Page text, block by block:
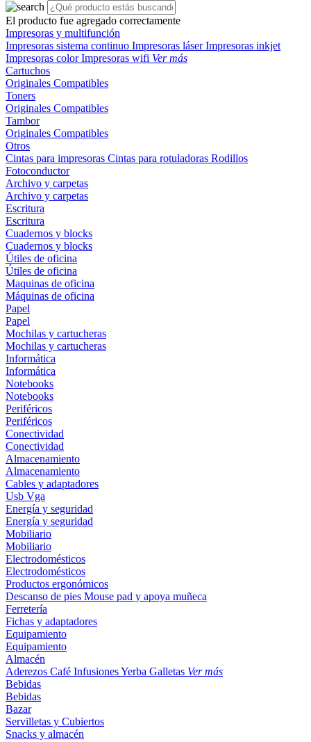
El producto fue agregado correctamente
Impresoras y multifunción
Impresoras sistema continuo Impresoras láserImpresoras inkjet
Impresoras colorImpresoras wifi Ver más
Cartuchos
Originales Compatibles
Toners
Originales Compatibles
Tambor
Originales Compatibles
Otros
Cintas para impresoras Cintas para rotuladoras Rodillos
Fotoconductor
Archivo y carpetas
Archivo y carpetas
Escritura
Escritura
Cuadernos y blocks
Cuadernos y blocks
Útiles de oficina
Útiles de oficina
Maquinas de oficina
Máquinas de oficina
Papel
Papel
Mochilas y cartucheras
Mochilas y cartucheras
Informática
Informática
Notebooks
Notebooks
Periféricos
Periféricos
Conectividad
Conectividad
Almacenamiento
Almacenamiento
Cables y adaptadores
Usb Vga
Energía y seguridad
Energía y seguridad
Mobiliario
Mobiliario
Electrodomésticos
Electrodomésticos
Productos ergonómicos
Descanso de pies Mouse pad y apoya muñeca
Ferretería
Fichas y adaptadores
Equipamiento
Equipamiento
Almacén
Aderezos Café InfusionesYerba Galletas Ver más
Bebidas
Bebidas
Bazar
Servilletas y Cubiertos
Snacks y almacén